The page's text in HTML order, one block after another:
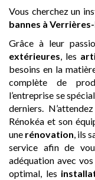
Vous cherchez un
bannes à
Grâce à leur
extérieures, les
besoins en la
complète de
l’entreprise se
derniers.
Rénokéa et son
une rénovation, ils
service afin de
adéquation avec
optimal, les